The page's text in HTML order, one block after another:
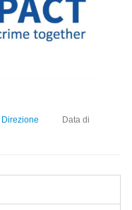
Direzione
Data di